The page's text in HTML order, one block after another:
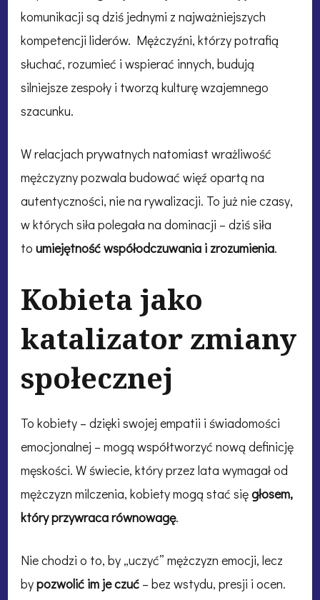
komunikacji są dziś jednymi z najważniejszych
kompetencji liderów. Mężczyźni, którzy potrafią
słuchać, rozumieć i wspierać innych, budują
silniejsze zespoły i tworzą kulturę wzajemnego
szacunku.
W relacjach prywatnych natomiast wrażliwość
mężczyzny pozwala budować więź opartą na
autentyczności, nie na rywalizacji. To już nie czasy,
w których siła polegała na dominacji – dziś siła
to umiejętność współodczuwania i zrozumienia.
Kobieta jako
katalizator zmiany
społecznej
To kobiety – dzięki swojej empatii i świadomości
emocjonalnej – mogą współtworzyć nową definicję
męskości. W świecie, który przez lata wymagał od
mężczyzn milczenia, kobiety mogą stać sięgłosem,
który przywraca równowagę.
Nie chodzi o to, by „uczyć” mężczyzn emocji, lecz
bypozwolić im je czuć – bez wstydu, presji i ocen.